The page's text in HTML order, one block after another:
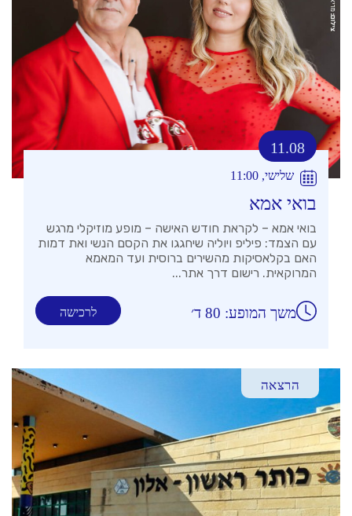
11.08
שלישי, 11:00
בואי אמא
בואי אמא – לקראת חודש האישה – מופע מוזיקלי מרגש
עם הצמד: פיליפ ויוליה שיחגגו את הקסם הנשי ואת דמות
האם בקלאסיקות מהשירים ברוסית ועד המאמא
המרוקאית. רישום דרך אתר...
לרכישה משך המופע: 80 ד׳
הרצאה